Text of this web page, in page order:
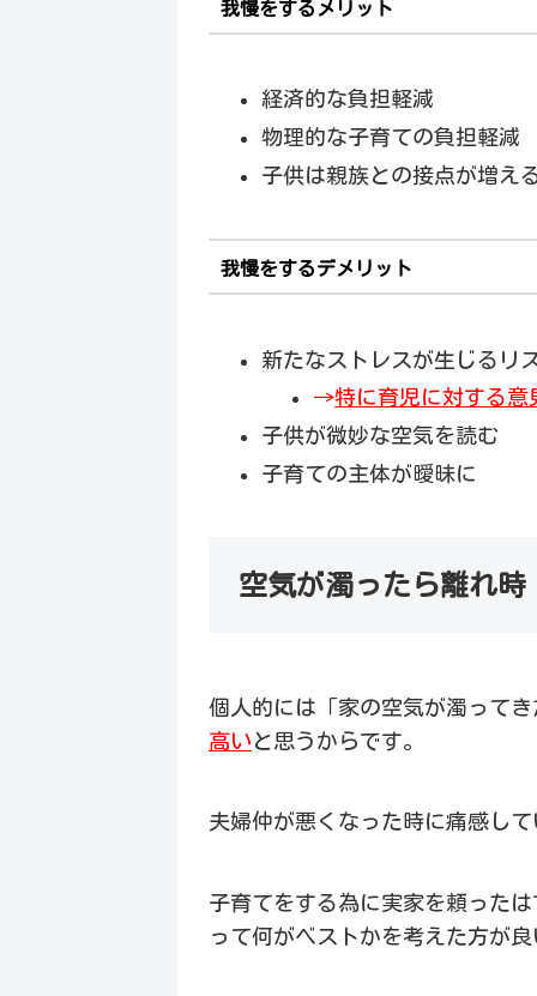
我慢をするメリット
経済的な負担軽減
物理的な子育ての負担軽減
子供は親族との接点が増え
我慢をするデメリット
新たなストレスが生じるリ
→特に育児に対する意
子供が微妙な空気を読む
子育ての主体が曖昧に
空気が濁ったら離れ時
個人的には「家の空気が濁って
高い と思うからです。
夫婦仲が悪くなった時に痛感し
子育てをする為に実家を頼った
って何がベストかを考えた方が